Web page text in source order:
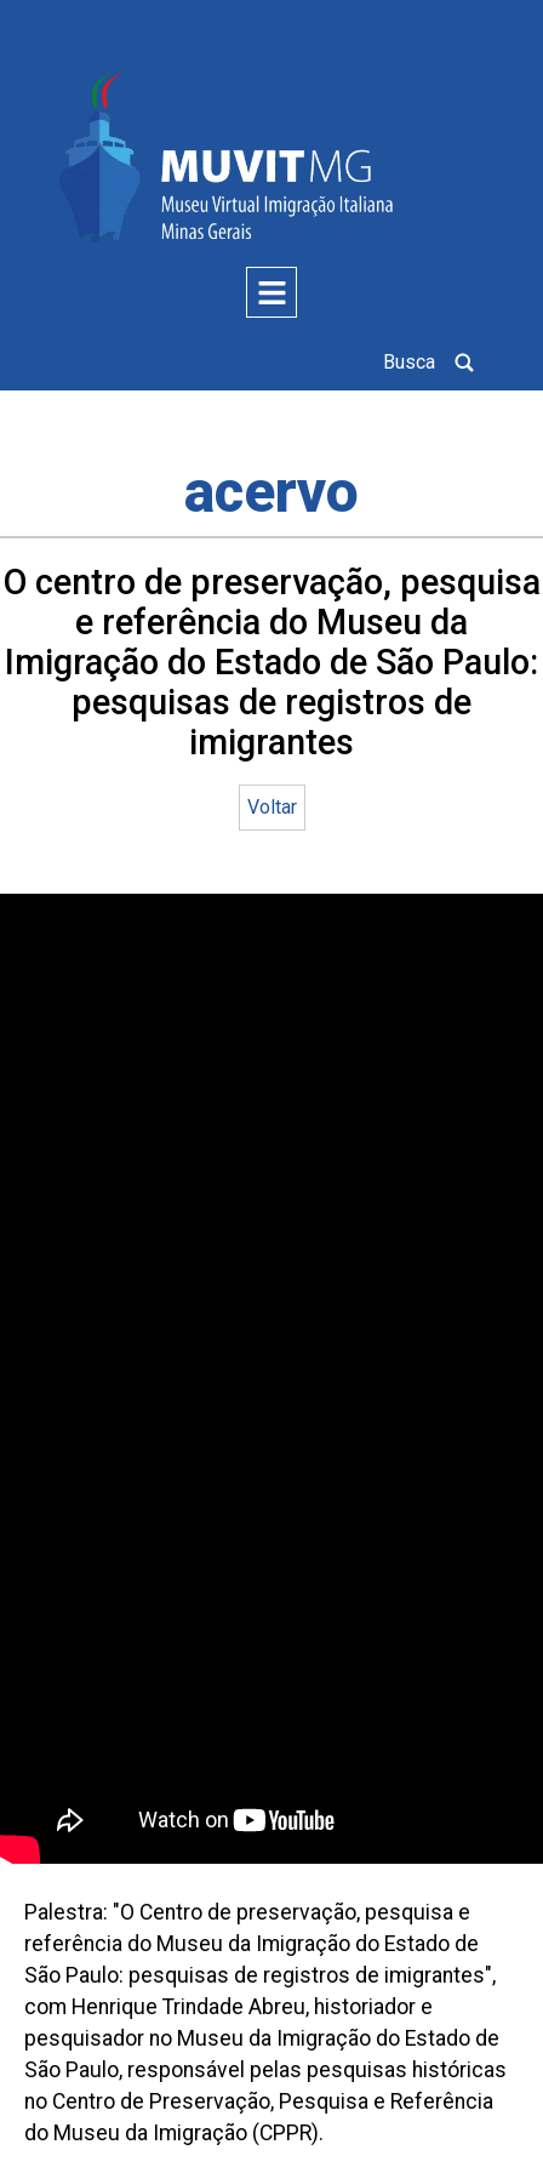
Busca
acervo
O centro de preservação, pesquisa
e referência do Museu da
Imigração do Estado de São Paulo:
pesquisas de registros de
imigrantes
Voltar
Palestra: "O Centro de preservação, pesquisa e
referência do Museu da Imigração do Estado de
São Paulo: pesquisas de registros de imigrantes",
com Henrique Trindade Abreu, historiador e
pesquisador no Museu da Imigração do Estado de
São Paulo, responsável pelas pesquisas históricas
no Centro de Preservação, Pesquisa e Referência
do Museu da Imigração (CPPR).